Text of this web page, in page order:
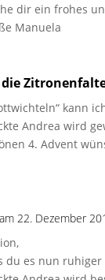
dir ein frohes
Manuela
kann
Andrea wird
4. Advent
am 22. Dezember
du es nun